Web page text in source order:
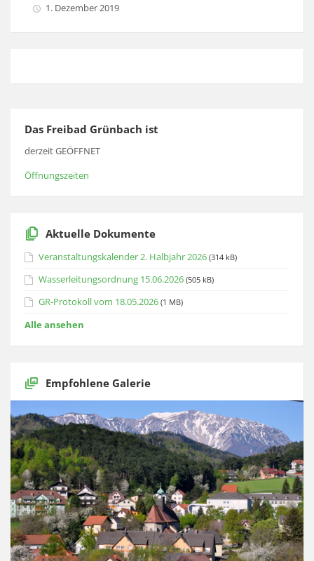
1. Dezember 2019
Das Freibad Grünbach ist
derzeit GEÖFFNET
Öffnungszeiten
Aktuelle Dokumente
Veranstaltungskalender 2. Halbjahr 2026 (314 kB)
Wasserleitungsordnung 15.06.2026 (505 kB)
GR-Protokoll vom 18.05.2026 (1 MB)
Alle ansehen
Empfohlene Galerie